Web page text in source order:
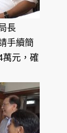
長
手續簡
萬元，確